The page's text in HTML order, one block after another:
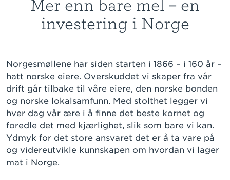
Mer enn bare mel – en
investering i Norge
Norgesmøllene har siden starten i 1866 – i 160 år –
hatt norske eiere. Overskuddet vi skaper fra vår
drift går tilbake til våre eiere, den norske bonden
og norske lokalsamfunn. Med stolthet legger vi
hver dag vår ære i å finne det beste kornet og
foredle det med kjærlighet, slik som bare vi kan.
Ydmyk for det store ansvaret det er å ta vare på
og videreutvikle kunnskapen om hvordan vi lager
mat i Norge.